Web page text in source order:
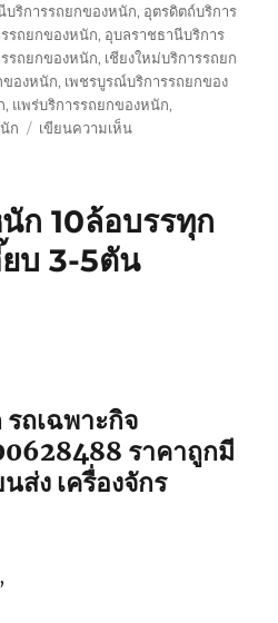
บริการรถยกของหนัก, อุตรดิตถ์บริการ
รถยกของหนัก, อุบลราชธานีบริการ
รรถยกของหนัก, เชียงใหม่บริการรถยก
ของหนัก, เพชรบูรณ์บริการรถยกของ
, แพร่บริการรถยกของหนัก,
ก
เขียนความเห็นบน
ของ
10
3-
5
ตัน
ก 10ล้อบรรทุก
ยบ 3-5ตัน
ถเฉพาะกิจ
ราคาถูกมี
ส่ง เครื่องจักร